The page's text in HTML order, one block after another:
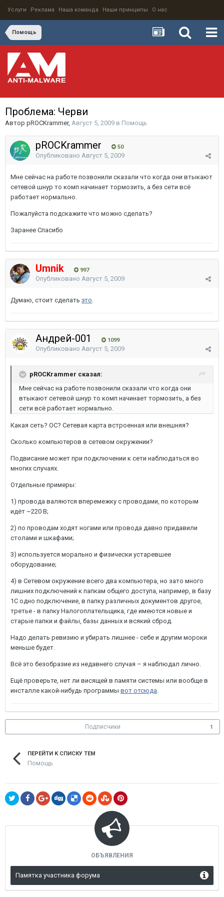
Услуги Реклама Наша команда Наши принципы О нас
Помощь
Проблема: Черви
Автор pROCKrammer, Август 5, 2009 в Помощь
pROCKrammer 50
Опубликовано Август 5, 2009
Мне сейчас на работе позвонили сказали что когда они втыкают
сетевой шнур то комп начинает тормозить, а без сети всё
работает нормально.
Пожалуйста подскажите что можно сделать?
Заранее Спасибо
Umnik 997
Опубликовано Август 5, 2009
Думаю, стоит сделать это.
Андрей-001 1099
Опубликовано Август 5, 2009
pROCKrammer сказал:
Мне сейчас на работе позвонили сказали что когда они
втыкают сетевой шнур то комп начинает тормозить, а без
сети всё работает нормально.
Какая сеть? ОС? Сетевая карта встроенная или внешняя?
Сколько компьютеров в сетевом окружении?
Подвисание может при подключении к сети наблюдаться во
многих случаях.
Отдельные примеры:
1) провода валяются вперемежку с проводами, по которым
идёт ~220 В;
2) по проводам ходят ногами или провода давно придавили
столами и шкафами;
3) используется морально и физически устаревшее
оборудование;
4) в Сетевом окружение всего два компьютера, но зато много
лишних подключений к папкам общего доступа, например, в базу
1С одно подключение, в папку различных документов другое,
третье - в папку Налогоплательщика, где имеются новые и
старые папки и файлы, базы данных и всякий сброд.
Надо делать ревизию и убирать лишнее - себе и другим мороки
меньше будет.
Всё это безобразие из недавнего случая – я наблюдал лично.
Ещё проверьте, нет ли висящей в памяти системы или вообще в
инсталле какой-нибудь программы вот отсюда.
Подписчики 1
ПЕРЕЙТИ К СПИСКУ ТЕМ
Помощь
ОБЪЯВЛЕНИЯ
Памятка участника форума